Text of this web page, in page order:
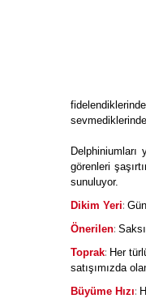
görenleri
sunuluyor.
Dikim Yeri:
Önerilen:
Toprak: Her
satışımızda
Büyüme Hızı: